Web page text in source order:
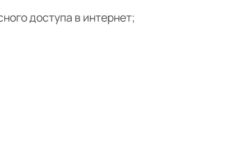
доступа в интернет;